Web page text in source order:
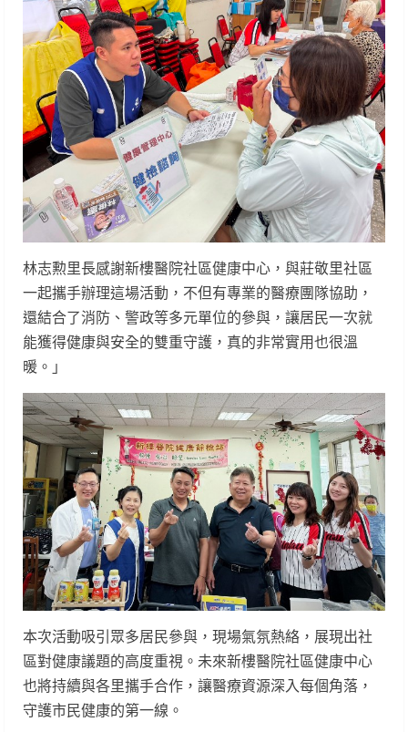
林志勲里長感謝新樓醫院社區健康中心，與莊敬里社區
一起攜手辦理這場活動，不但有專業的醫療團隊協助，
還結合了消防、警政等多元單位的參與，讓居民一次就
能獲得健康與安全的雙重守護，真的非常實用也很溫
暖。」
本次活動吸引眾多居民參與，現場氣氛熱絡，展現出社
區對健康議題的高度重視。未來新樓醫院社區健康中心
也將持續與各里攜手合作，讓醫療資源深入每個角落，
守護市民健康的第一線。